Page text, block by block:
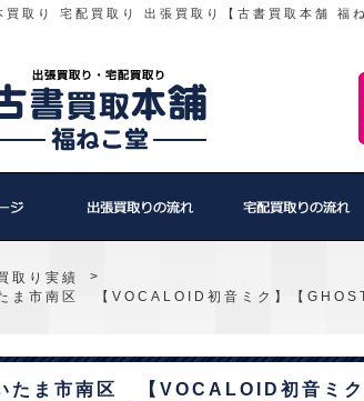
買取り 宅配買取り 出張買取り【古書買取本舗 福
取り実績
>
ま市南区 【VOCALOID初音ミク】【
たま市南区 【VOCALOID初音ミ